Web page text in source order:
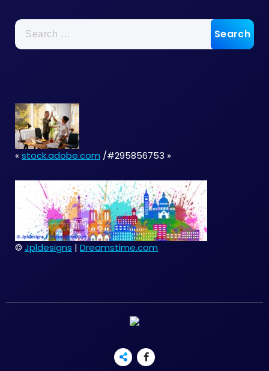
Search
for:
« stock.adobe.com /#295856753 »
© Jpldesigns | Dreamstime.com